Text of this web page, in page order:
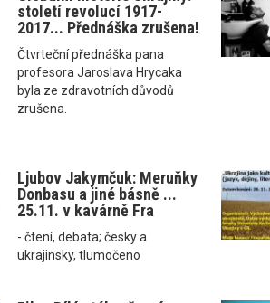
století revolucí 1917-
2017... Přednáška zrušena!
Čtvrteční přednáška pana
profesora Jaroslava Hrycaka
byla ze zdravotních důvodů
zrušena.
Ljubov Jakymčuk: Meruňky
Donbasu a jiné básně ...
25.11. v kavárně Fra
- čtení, debata; česky a
ukrajinsky, tlumočeno